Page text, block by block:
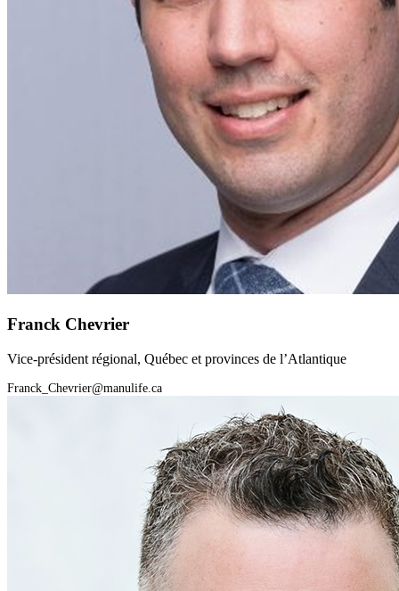
Franck Chevrier
Vice-président régional, Québec et provinces de l’Atlantique
Franck_Chevrier@manulife.ca